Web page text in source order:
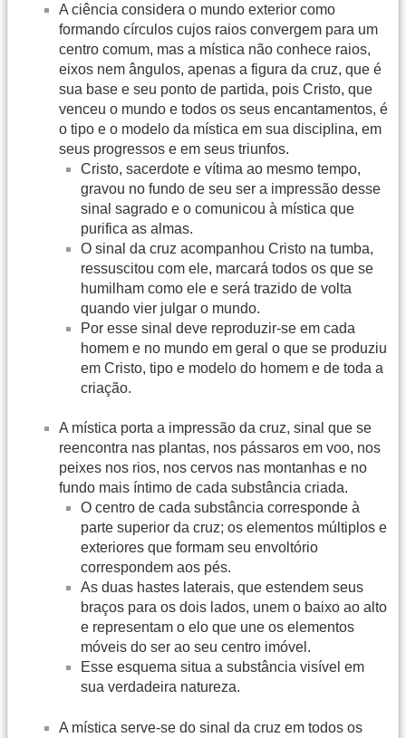
A ciência considera o mundo exterior como
formando círculos cujos raios convergem para um
centro comum, mas a mística não conhece raios,
eixos nem ângulos, apenas a figura da cruz, que é
sua base e seu ponto de partida, pois Cristo, que
venceu o mundo e todos os seus encantamentos, é
o tipo e o modelo da mística em sua disciplina, em
seus progressos e em seus triunfos.
Cristo, sacerdote e vítima ao mesmo tempo,
gravou no fundo de seu ser a impressão desse
sinal sagrado e o comunicou à mística que
purifica as almas.
O sinal da cruz acompanhou Cristo na tumba,
ressuscitou com ele, marcará todos os que se
humilham como ele e será trazido de volta
quando vier julgar o mundo.
Por esse sinal deve reproduzir-se em cada
homem e no mundo em geral o que se produziu
em Cristo, tipo e modelo do homem e de toda a
criação.
A mística porta a impressão da cruz, sinal que se
reencontra nas plantas, nos pássaros em voo, nos
peixes nos rios, nos cervos nas montanhas e no
fundo mais íntimo de cada substância criada.
O centro de cada substância corresponde à
parte superior da cruz; os elementos múltiplos e
exteriores que formam seu envoltório
correspondem aos pés.
As duas hastes laterais, que estendem seus
braços para os dois lados, unem o baixo ao alto
e representam o elo que une os elementos
móveis do ser ao seu centro imóvel.
Esse esquema situa a substância visível em
sua verdadeira natureza.
A mística serve-se do sinal da cruz em todos os